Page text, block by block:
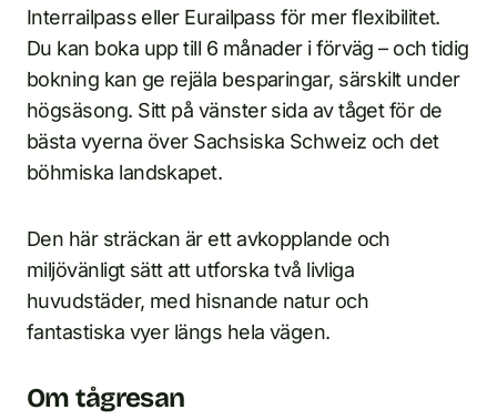
Interrailpass eller Eurailpass för mer flexibilitet.
Du kan boka upp till 6 månader i förväg – och tidig
bokning kan ge rejäla besparingar, särskilt under
högsäsong. Sitt på vänster sida av tåget för de
bästa vyerna över Sachsiska Schweiz och det
böhmiska landskapet.
Den här sträckan är ett avkopplande och
miljövänligt sätt att utforska två livliga
huvudstäder, med hisnande natur och
fantastiska vyer längs hela vägen.
Om tågresan